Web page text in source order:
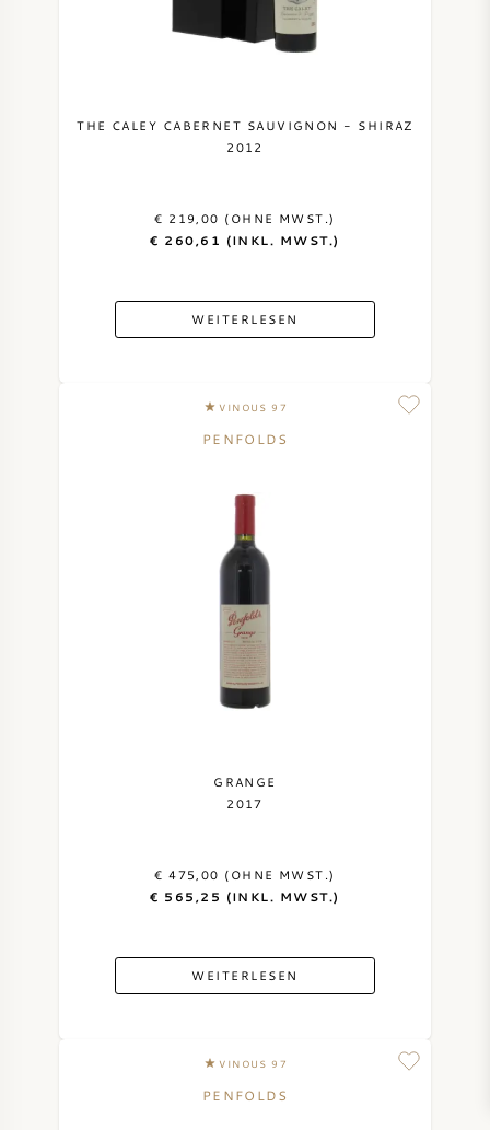
THE CALEY CABERNET SAUVIGNON - SHIRAZ
2012
€ 219,00 (OHNE MWST.)
€ 260,61 (INKL. MWST.)
WEITERLESEN
VINOUS 97
PENFOLDS
GRANGE
2017
€ 475,00 (OHNE MWST.)
€ 565,25 (INKL. MWST.)
WEITERLESEN
VINOUS 97
PENFOLDS